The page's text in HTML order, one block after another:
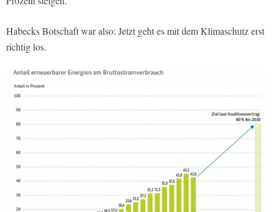
Habecks Botschaft war also: Jetzt geht es mit dem Klimaschutz erst
richtig los.